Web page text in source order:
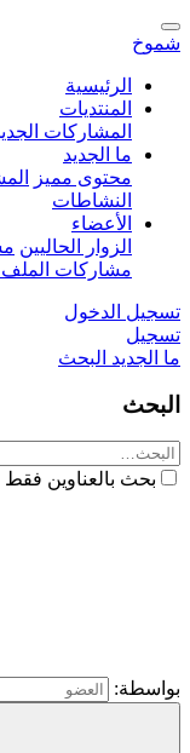
شموخ
الرئيسية
المنتديات
المشاركات
ما الجديد
محتوى مميز
النشاطات
الأعضاء
الزوار الحاليين
مشاركات
تسجيل الدخول
تسجيل
ما الجديد البحث
البحث
بحث بالعناوين فقط
بواسطة: